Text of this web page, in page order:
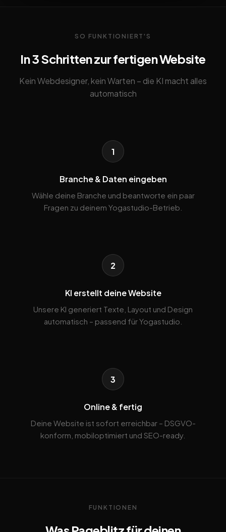
SO FUNKTIONIERT'S
In 3 Schritten zur fertigen Website
Kein Webdesigner, kein Warten – die KI macht alles
automatisch
1
Branche & Daten eingeben
Wähle deine Branche und beantworte ein paar
Fragen zu deinem Yogastudio-Betrieb.
2
KI erstellt deine Website
Unsere KI generiert Texte, Layout und Design
automatisch – passend für Yogastudio.
3
Online & fertig
Deine Website ist sofort erreichbar – DSGVO-
konform, mobiloptimiert und SEO-ready.
FUNKTIONEN